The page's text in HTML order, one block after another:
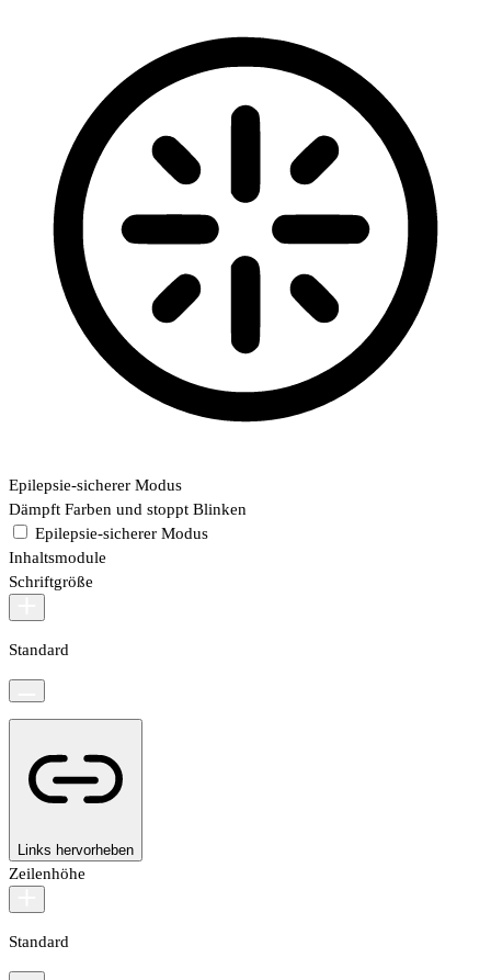
Epilepsie-sicherer Modus
Dämpft Farben und stoppt Blinken
Epilepsie-sicherer Modus
Inhaltsmodule
Schriftgröße
Standard
Links hervorheben
Zeilenhöhe
Standard